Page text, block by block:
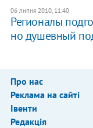
06 липня 2010, 11:40
Регионалы
но душевный
Про нас
Реклама на сайті
Івенти
Редакція